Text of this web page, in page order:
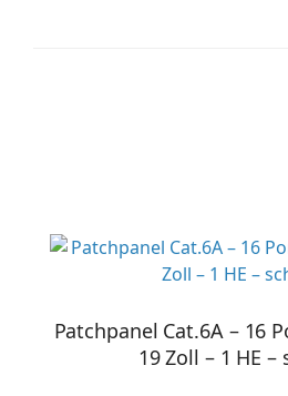
Patchpanel Cat.6A – 16
19 Zoll – 1 HE –